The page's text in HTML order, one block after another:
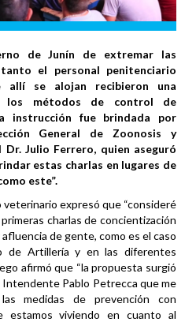
de Junín de extremar las
el personal penitenciario
allí se alojan recibieron una
los métodos de control de
instrucción fue brindada por
General de Zoonosis y
Julio Ferrero, quien aseguró
estas charlas en lugares de
este”.
veterinario expresó que “consideré
charlas de concientización
de gente, como es el caso
de Artillería y en las diferentes
afirmó que “la propuesta surgió
Intendente Pablo Petrecca que me
medidas de prevención con
estamos viviendo en cuanto al